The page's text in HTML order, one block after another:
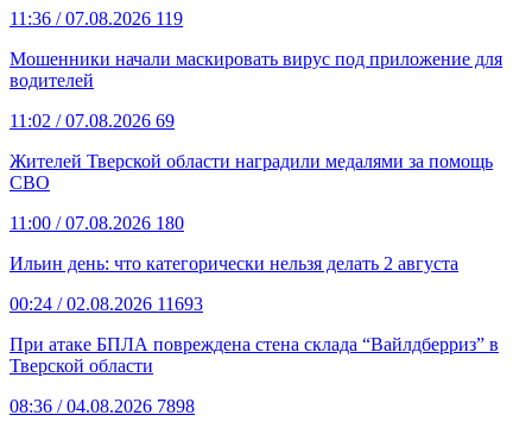
11:36 / 07.08.2026 119
Мошенники начали маскировать вирус под приложение для
водителей
11:02 / 07.08.2026 69
Жителей Тверской области наградили медалями за помощь
СВО
11:00 / 07.08.2026 180
Ильин день: что категорически нельзя делать 2 августа
00:24 / 02.08.2026 11693
При атаке БПЛА повреждена стена склада “Вайлдберриз” в
Тверской области
08:36 / 04.08.2026 7898